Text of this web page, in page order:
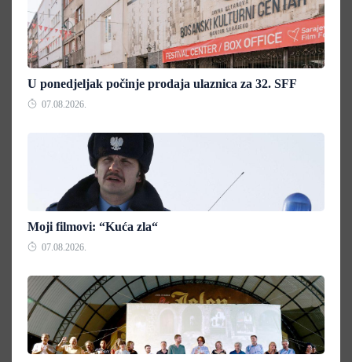
U ponedjeljak počinje prodaja ulaznica za 32. SFF
07.08.2026.
Moji filmovi: “Kuća zla“
07.08.2026.